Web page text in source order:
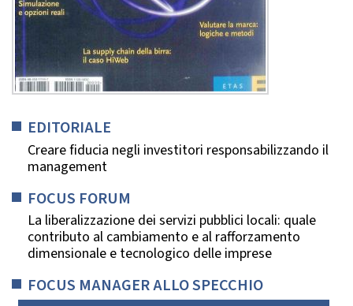
EDITORIALE
Creare fiducia negli investitori responsabilizzando il
management
FOCUS FORUM
La liberalizzazione dei servizi pubblici locali: quale
contributo al cambiamento e al rafforzamento
dimensionale e tecnologico delle imprese
FOCUS MANAGER ALLO SPECCHIO